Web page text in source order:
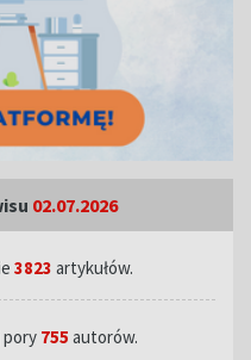
02.07.2026
3823 artykułów.
pory 755 autorów.